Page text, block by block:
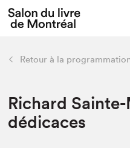
L'événement
Préparer sa
retour
Préparer sa visite
Liens pratiques
Retour à la
Richard
dédicaces